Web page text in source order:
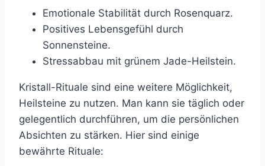
Emotionale Stabilität durch Rosenquarz.
Positives Lebensgefühl durch
Sonnensteine.
Stressabbau mit grünem Jade-Heilstein.
Kristall-Rituale sind eine weitere Möglichkeit,
Heilsteine zu nutzen. Man kann sie täglich oder
gelegentlich durchführen, um die persönlichen
Absichten zu stärken. Hier sind einige
bewährte Rituale: